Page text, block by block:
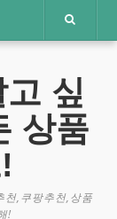
싶
상품
천,쿠팡추천,상품
!